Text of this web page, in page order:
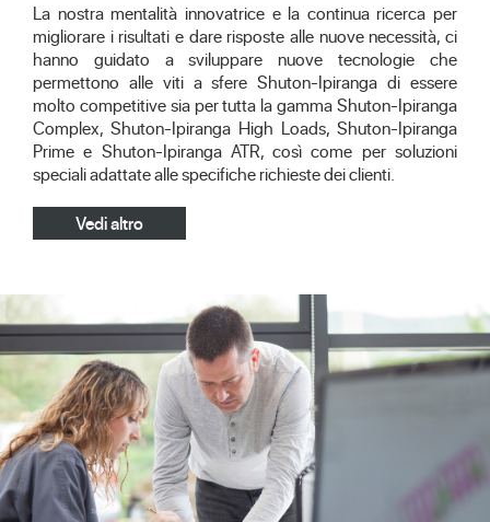
La nostra mentalità innovatrice e la continua ricerca per
migliorare i risultati e dare risposte alle nuove necessità, ci
hanno guidato a sviluppare nuove tecnologie che
permettono alle viti a sfere Shuton-Ipiranga di essere
molto competitive sia per tutta la gamma Shuton-Ipiranga
Complex, Shuton-Ipiranga High Loads, Shuton-Ipiranga
Prime e Shuton-Ipiranga ATR, così come per soluzioni
speciali adattate alle specifiche richieste dei clienti.
Vedi altro